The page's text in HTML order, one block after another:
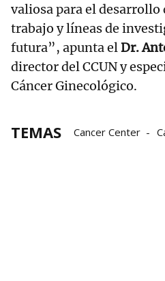
valiosa para el desarrollo
trabajo y líneas de
futura”, apunta elDr.
director del CCUN y
Cáncer Ginecológico.
TEMAS Cancer Center